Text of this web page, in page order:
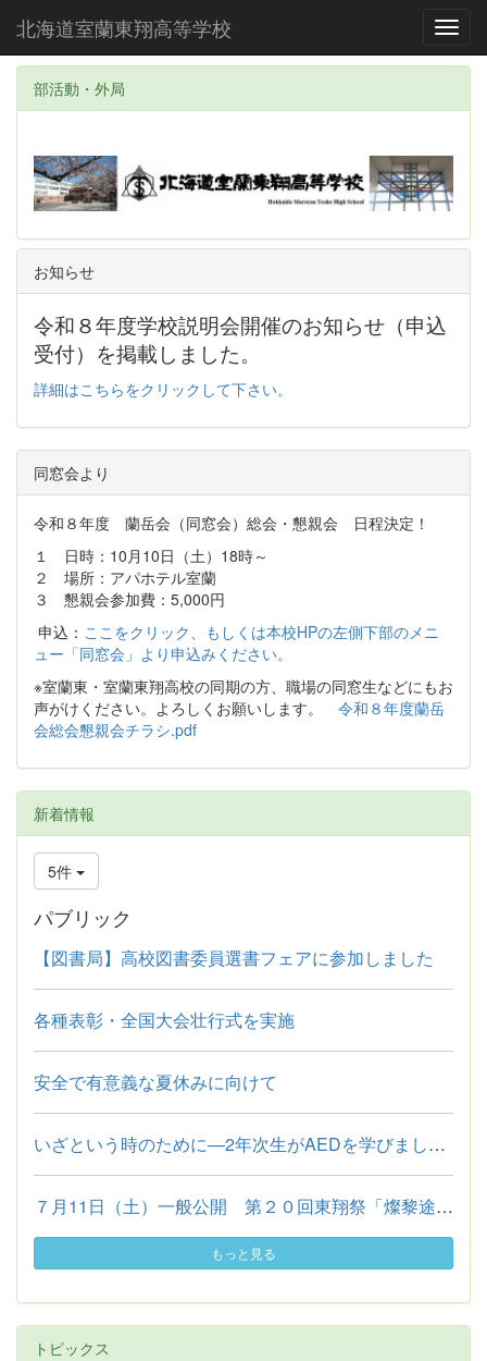
北海道室蘭東翔高等学校
部活動・外局
お知らせ
令和８年度学校説明会開催のお知らせ（申込
受付）を掲載しました。
詳細はこちらをクリックして下さい。
同窓会より
令和８年度 蘭岳会（同窓会）総会・懇親会 日程決定！
１ 日時：10月10日（土）18時～
２ 場所：アパホテル室蘭
３ 懇親会参加費：5,000円
申込： ここをクリック、もしくは本校HPの左側下部のメニ
ュー「同窓会」より申込みください。
※室蘭東・室蘭東翔高校の同期の方、職場の同窓生などにもお
声がけください。よろしくお願いします。 令和８年度蘭岳
会総会懇親会チラシ.pdf
新着情報
5件
パブリック
【図書局】高校図書委員選書フェアに参加しました
各種表彰・全国大会壮行式を実施
安全で有意義な夏休みに向けて
いざという時のために—2年次生がAEDを学びました—
７月11日（土）一般公開 第２０回東翔祭「燦黎途（サンライズ）」
もっと見る
トピックス